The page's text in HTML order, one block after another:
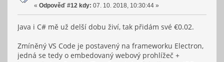
« Odpověď #12 kdy: 07. 10. 2018, 10:30:44 »
Java i C# mě už delší dobu živí, tak přidám své €0.02.
Zmíněný VS Code je postavený na frameworku Electron,
jedná se tedy o embedovaný webový prohlížeč +